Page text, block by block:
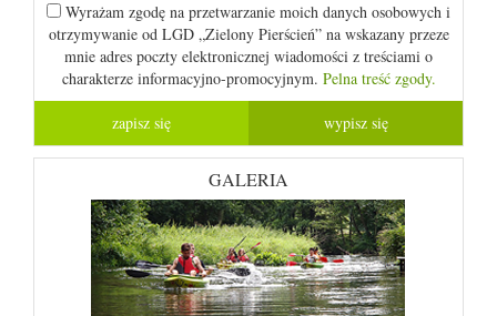
Wyrażam zgodę na przetwarzanie moich danych osobowych i
otrzymywanie od LGD „Zielony Pierścień” na wskazany przeze
mnie adres poczty elektronicznej wiadomości z treściami o
charakterze informacyjno-promocyjnym. Pelna treść zgody.
GALERIA